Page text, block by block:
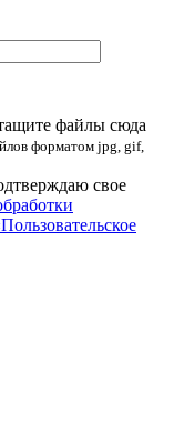
файлы сюда
форматом jpg, gif,
свое